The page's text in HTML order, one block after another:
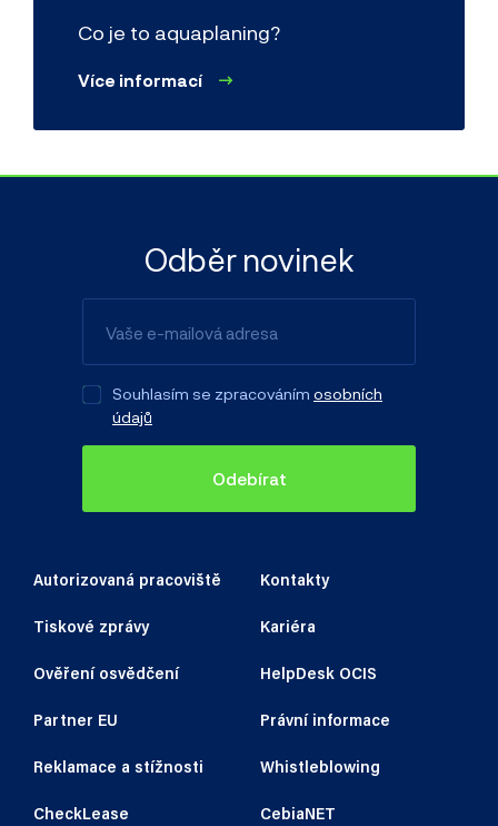
Co je to aquaplaning?
Více informací
Autorizovaná pracoviště Kontakty
Tiskové zprávy Kariéra
Ověření osvědčení HelpDesk OCIS
Partner EU Právní informace
Reklamace a stížnosti Whistleblowing
CheckLease CebiaNET
Odběr novinek
Souhlasím se zpracováním osobních
údajů
Odebírat